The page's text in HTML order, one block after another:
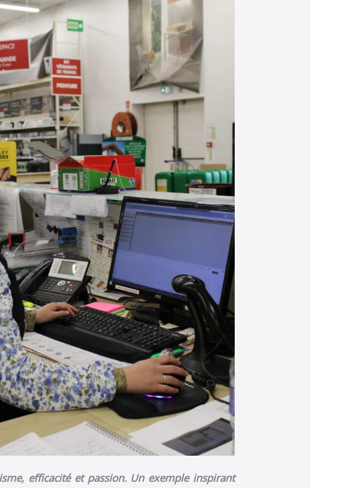
efficacité et passion. Un exemple inspirant